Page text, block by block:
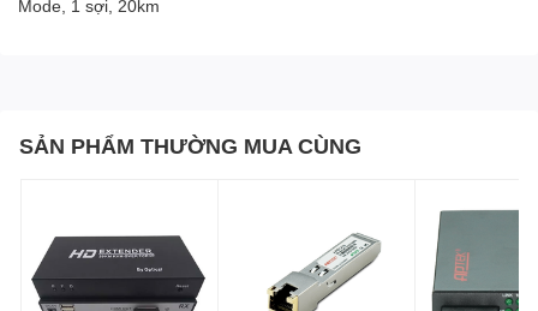
Mode, 1 sợi, 20km
SẢN PHẨM THƯỜNG MUA CÙNG